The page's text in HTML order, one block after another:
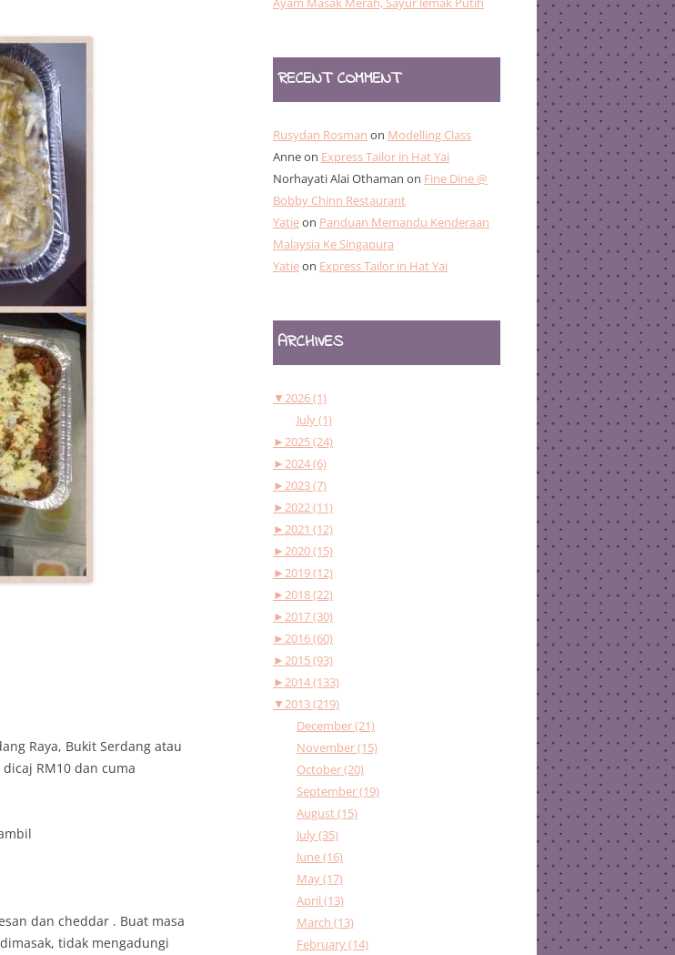
Raya, Bukit Serdang atau
RM10 dan cuma
dan cheddar . Buat masa
tidak mengadungi
RECENT COMMENT
Rusydan Rosman on Modelling Class
Anneon Express Tailor in Hat Yai
Norhayati Alai Othaman on Fine Dine @
Bobby Chinn Restaurant
Yatieon Panduan Memandu Kenderaan
Malaysia Ke Singapura
Yatieon Express Tailor in Hat Yai
ARCHIVES
▼2026 (1)
July (1)
►2025 (24)
►2024 (6)
►2023 (7)
►2022 (11)
►2021 (12)
►2020 (15)
►2019 (12)
►2018 (22)
►2017 (30)
►2016 (60)
►2015 (93)
►2014 (133)
▼2013 (219)
December (21)
November (15)
October (20)
September (19)
August (15)
July (35)
June (16)
May (17)
April (13)
March (13)
February (14)